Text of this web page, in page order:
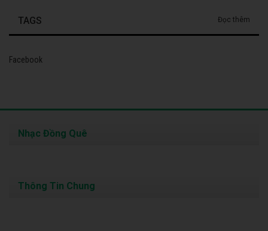
TAGS Đọc thêm
Facebook
Nhạc Đồng Quê
Thông Tin Chung